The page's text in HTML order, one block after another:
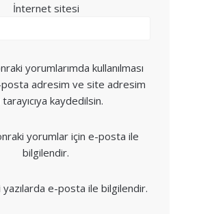
İnternet sitesi
yorumlarımda kullanılması
posta adresim ve site adresim
kaydedilsin.
yorumlar için e-posta ile
bilgilendir.
yazılarda e-posta ile bilgilendir.